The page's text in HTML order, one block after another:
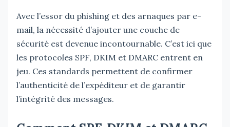
Avec l’essor du phishing et des arnaques par e-
mail, la nécessité d’ajouter une couche de
sécurité est devenue incontournable. C’est ici que
les protocoles SPF, DKIM et DMARC entrent en
jeu. Ces standards permettent de confirmer
l’authenticité de l’expéditeur et de garantir
l’intégrité des messages.